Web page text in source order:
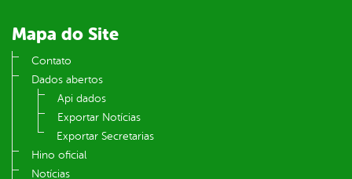
Mapa do Site
Contato
Dados abertos
Api dados
Exportar Notícias
Exportar Secretarias
Hino oficial
Notícias